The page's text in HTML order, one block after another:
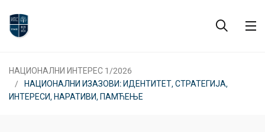
НАЦИОНАЛНИ ИНТЕРЕС 1/2026
НАЦИОНАЛНИ ИЗАЗОВИ: ИДЕНТИТЕТ, СТРАТЕГИЈА,
ИНТЕРЕСИ, НАРАТИВИ, ПАМЋЕЊЕ